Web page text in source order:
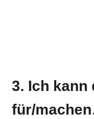
3. Ich kann
für/